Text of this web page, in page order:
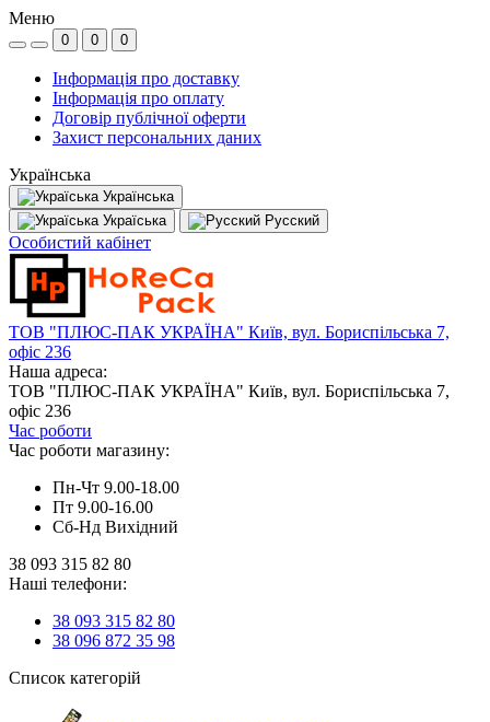
Меню
0 0 0
Інформація про доставку
Інформація про оплату
Договір публічної оферти
Захист персональних даних
Українська
Українська
Україська
Русский
Особистий кабінет
ТОВ "ПЛЮС-ПАК УКРАЇНА" Київ, вул. Бориспільська 7,
офіс 236
Наша адреса:
ТОВ "ПЛЮС-ПАК УКРАЇНА" Київ, вул. Бориспільська 7,
офіс 236
Час роботи
Час роботи магазину:
Пн-Чт 9.00-18.00
Пт 9.00-16.00
Сб-Нд Вихідний
38 093 315 82 80
Наші телефони:
38 093 315 82 80
38 096 872 35 98
Список категорій